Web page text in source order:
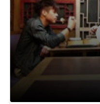
欺凌、暴力和幫派
與不誠實有關罪行
毒品犯罪